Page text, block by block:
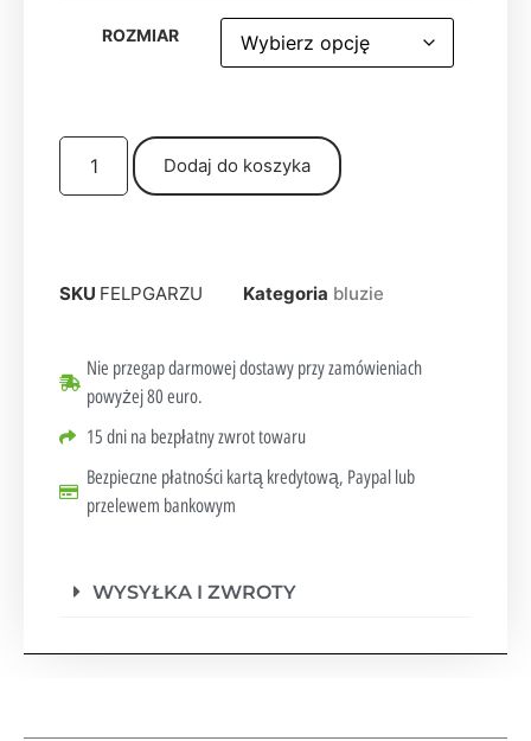
ROZMIAR
Dodaj do koszyka
SKU FELPGARZU Kategoria bluzie
Nie przegap darmowej dostawy przy zamówieniach
powyżej 80 euro.
15 dni na bezpłatny zwrot towaru
Bezpieczne płatności kartą kredytową, Paypal lub
przelewem bankowym
WYSYŁKA I ZWROTY